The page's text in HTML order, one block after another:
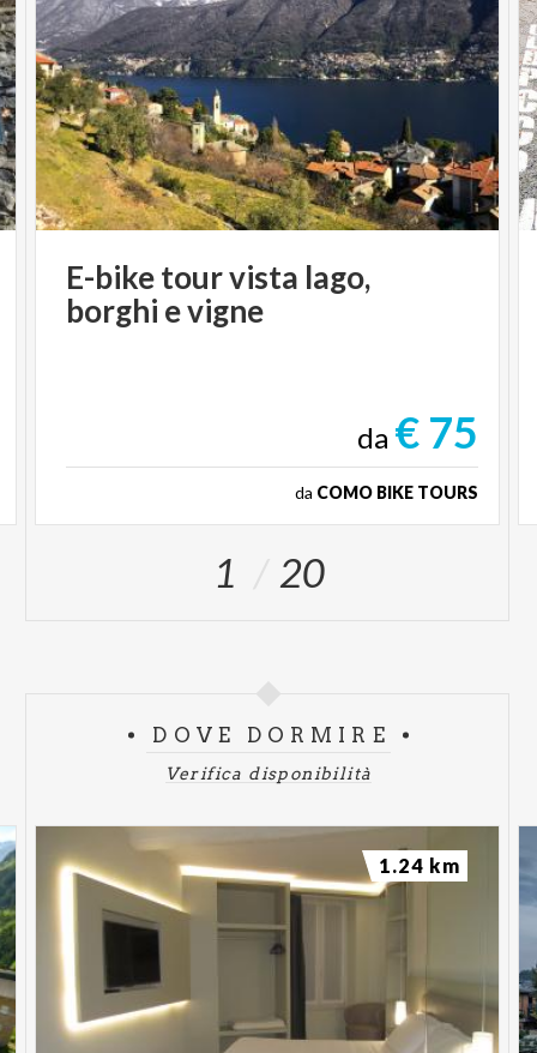
E-biketourvista lago,
borghi evigne
da € 75
da COMO BIKE TOURS
1 20
DOVE DORMIRE
Verifica disponibilità
1.24 km